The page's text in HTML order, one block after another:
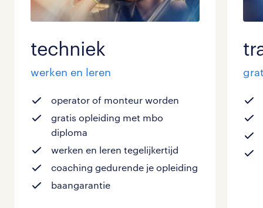
techniek
werken en leren
operator of monteur worden
gratis opleiding met mbo
diploma
werken en leren tegelijkertijd
coaching gedurende je opleiding
baangarantie